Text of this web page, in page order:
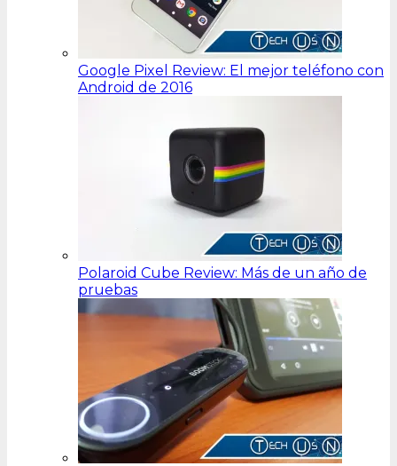
Google Pixel Review: El mejor teléfono con
Android de 2016
Polaroid Cube Review: Más de un año de
pruebas